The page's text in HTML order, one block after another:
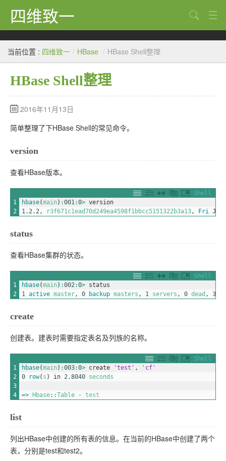
四维致一
Java
大数据
Python
Scala
GoLang
想法
搜索
当前位置 : 四维致一 / HBase / HBase Shell整理
HBase Shell整理
2016年11月13日
简单整理了下HBase Shell的常见命令。
version
查看HBase版本。
Shell
1
2
hbase(main) :001:0> version
1.2.2, r3f671c1ead70d249ea4598f1bbcc5151322b3a13, Fri Jul
status
查看HBase集群的状态。
Shell
1
2
hbase(main) :002:0> status
1 active master, 0 backup masters , 1 servers , 0 dead ,
create
创建表。建表时需要指定表名及列族的名称。
Shell
1
2
3
4
hbase(main) :003:0> create 'test' ,
'cf'
0
row( s ) in 2.8040 seconds
=> Hbase::Table - test
list
列出HBase中创建的所有表的信息。在当前的HBase中创建了两个
表，分别是test和test2。